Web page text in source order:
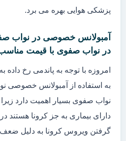
پزشکی هوایی بهره می برد.
آمبولانس خصوصی در نواب
در نواب صفوی با قیمت
امروزه با توجه به پاندمی رخ داده
به استفاده از آمبولانس خصوصی
نواب صفوی بسیار اهمیت دارد
دارای بیماری به جز کرونا
گرفتن ویروس کرونا به دلیل ضعف